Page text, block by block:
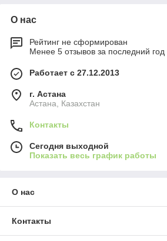
О нас
Рейтинг не сформирован
Менее 5 отзывов за последний год
Работает с 27.12.2013
г. Астана
Астана, Казахстан
Контакты
Сегодня выходной
Показать весь график работы
О нас
Контакты